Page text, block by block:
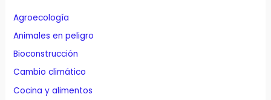
Agroecología
Animales en peligro
Bioconstrucción
Cambio climático
Cocina y alimentos